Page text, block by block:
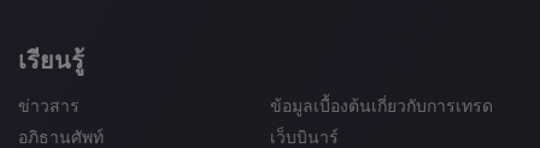
เรียนรู้
ข่าวสาร
ข้อมูลเบื้องต้นเกี่ยวกับการเทรด
อภิธานศัพท์
เว็บบินาร์